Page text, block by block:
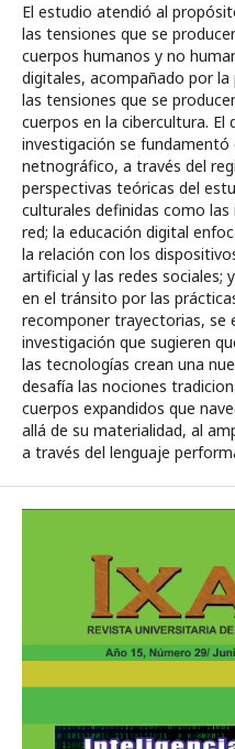
El estudio atendió al
las tensiones que se
cuerpos humanos y no
digitales, acompañado por
las tensiones que se
cuerpos en la cibercultura.
investigación se
netnográfico, a través del
perspectivas teóricas del
culturales definidas como
red; la educación digital
la relación con los
artificial y las redes sociales;
en el tránsito por las
recomponer trayectorias, se
investigación que sugieren
las tecnologías crean una
desafía las nociones
cuerpos expandidos que
allá de su materialidad, al
a través del lenguaje